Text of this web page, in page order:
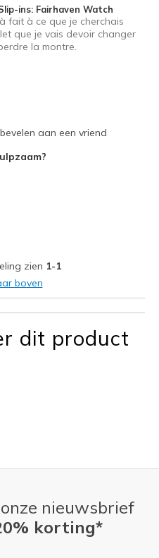
ins: Fairhaven Watch
fait à ce que je cherchais
que je vais devoir changer
la montre.
se desserre
aan een vriend
zien 1-1
boven
dit product
nieuwsbrief
korting*